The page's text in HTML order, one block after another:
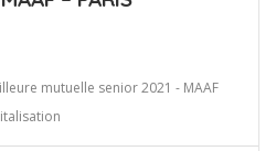
mutuelle senior 2021 - MAAF